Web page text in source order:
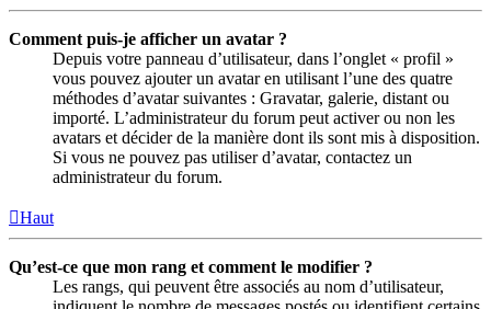
Comment puis-je afficher un avatar ?
Depuis votre panneau d’utilisateur, dans l’onglet « profil »
vous pouvez ajouter un avatar en utilisant l’une des quatre
méthodes d’avatar suivantes : Gravatar, galerie, distant ou
importé. L’administrateur du forum peut activer ou non les
avatars et décider de la manière dont ils sont mis à disposition.
Si vous ne pouvez pas utiliser d’avatar, contactez un
administrateur du forum.
Haut
Qu’est-ce que mon rang et comment le modifier ?
Les rangs, qui peuvent être associés au nom d’utilisateur,